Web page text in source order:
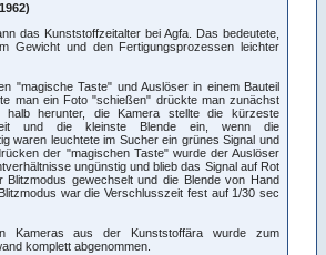
das Kunststoffzeitalter bei Agfa. Das bedeutete,
Gewicht und den Fertigungsprozessen leichter
"magische Taste" und Auslöser in einem Bauteil
man ein Foto "schießen" drückte man zunächst
halb herunter, die Kamera stellte die kürzeste
und die kleinste Blende ein, wenn die
waren leuchtete im Sucher ein grünes Signal und
der "magischen Taste" wurde der Auslöser
ungünstig und blieb das Signal auf Rot
Blitzmodus gewechselt und die Blende von Hand
war die Verschlusszeit fest auf 1/30 sec
Kameras aus der Kunststoffära wurde zum
komplett abgenommen.